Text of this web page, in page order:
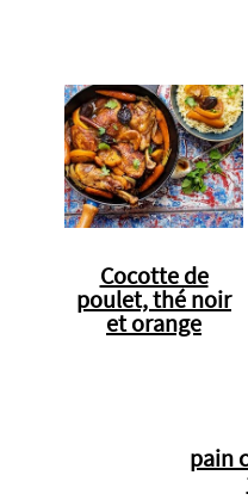
Cocotte de
poulet, thé noir
et orange
pain